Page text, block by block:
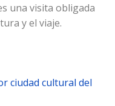
una visita obligada
y el viaje.
ciudad cultural del